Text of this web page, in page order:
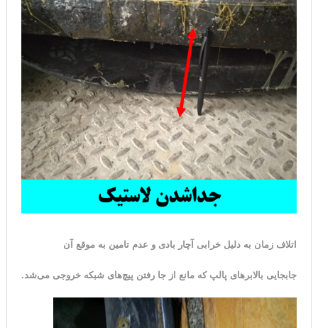
اتلاف زمان به دلیل خرابی آچار بادی و عدم تامین به موقع آن
جابجایی بالابرهای پالپ که مانع از جا رفتن پیچ‌های شبکه خروجی می‌شد.